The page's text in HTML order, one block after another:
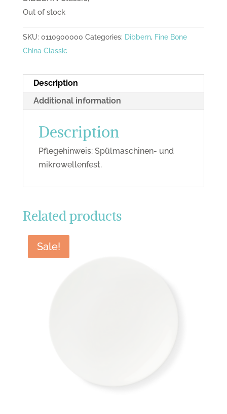
Out of stock
SKU: 0110900000 Categories: Dibbern, Fine Bone
China Classic
Description
Additional information
Description
Pflegehinweis: Spülmaschinen- und
mikrowellenfest.
Related products
Sale!